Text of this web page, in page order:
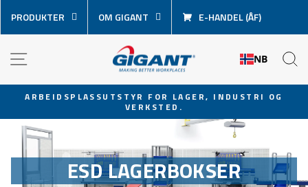
over
innhold
PRODUKTER OM GIGANT E-HANDEL (ÅF)
NB
Sett
lysbildevisningen
på
pause
ARBEIDSPLASSUTSTYR FOR LAGER, INDUSTRI OG
VERKSTED.
ESD LAGERBOKSER